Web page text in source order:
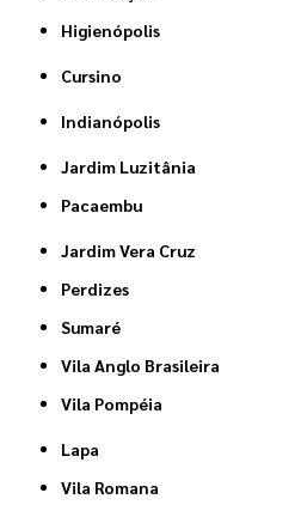
Higienópolis
Cursino
Indianópolis
Jardim Luzitânia
Pacaembu
Jardim Vera Cruz
Perdizes
Sumaré
Vila Anglo Brasileira
Vila Pompéia
Lapa
Vila Romana